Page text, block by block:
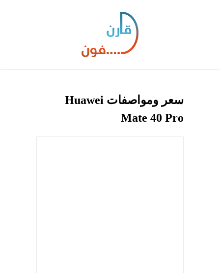
سعر ومواصفات Huawei
Mate 40 Pro